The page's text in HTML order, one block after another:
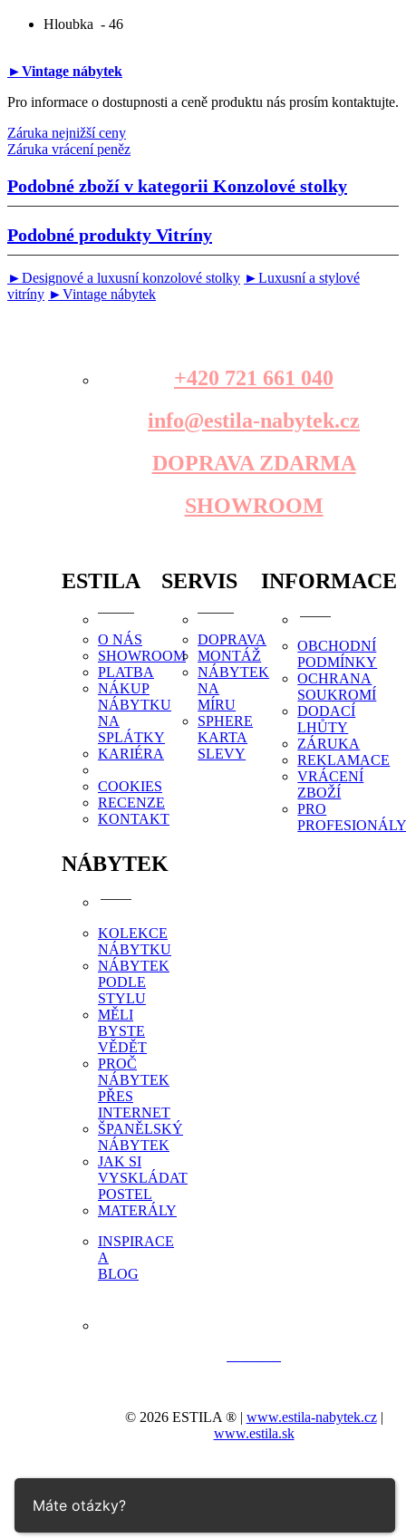
Hloubka - 46
►Vintage nábytek
Pro informace o dostupnosti a ceně produktu nás prosím kontaktujte.
Záruka nejnižší ceny
Záruka vrácení peněz
Podobné zboží v kategorii Konzolové stolky
Podobné produkty Vitríny
►Designové a luxusní konzolové stolky ►Luxusní a stylové
vitríny ►Vintage nábytek
+420 721 661 040
info@estila-nabytek.cz
DOPRAVA ZDARMA
SHOWROOM
ESTILA
O NÁS
SHOWROOM
PLATBA
NÁKUP
NÁBYTKU
NA
SPLÁTKY
KARIÉRA
COOKIES
RECENZE
KONTAKT
SERVIS
DOPRAVA
MONTÁŽ
NÁBYTEK
NA
MÍRU
SPHERE
KARTA
SLEVY
INFORMACE
OBCHODNÍ
PODMÍNKY
OCHRANA
SOUKROMÍ
DODACÍ
LHŮTY
ZÁRUKA
REKLAMACE
VRÁCENÍ
ZBOŽÍ
PRO
NÁBYTEK
KOLEKCE
NÁBYTKU
NÁBYTEK
PODLE
STYLU
MĚLI
BYSTE
VĚDĚT
PROČ
NÁBYTEK
PŘES
INTERNET
ŠPANĚLSKÝ
NÁBYTEK
JAK SI
VYSKLÁDAT
POSTEL
MATERÁLY
INSPIRACE
A
BLOG
© 2026 ESTILA ® | www.estila-nabytek.cz|
www.estila.sk
Máte otázky?